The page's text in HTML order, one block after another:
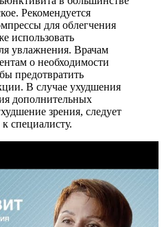
Рекомендуется
для облегчения
использовать
увлажнения. Врачам
о необходимости
предотвратить
В случае ухудшения
дополнительных
зрения, следует
специалисту.